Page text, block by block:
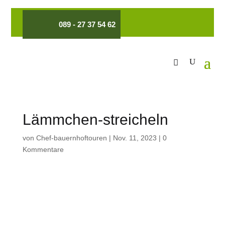
089 - 27 37 54 62
Lämmchen-streicheln
von Chef-bauernhoftouren | Nov. 11, 2023 | 0
Kommentare